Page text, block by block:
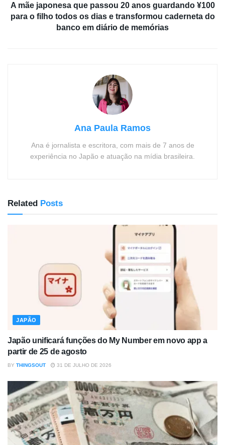
A mãe japonesa que passou 20 anos guardando ¥100
para o filho todos os dias e transformou caderneta do
banco em diário de memórias
Ana Paula Ramos
Ana é jornalista e escritora, com mais de 7 anos de
experiência no Japão e atuação na mídia brasileira.
Related Posts
JAPÃO
Japão unificará funções do My Number em novo app a
partir de 25 de agosto
BY THINGSOUT 31 DE JULHO DE 2026